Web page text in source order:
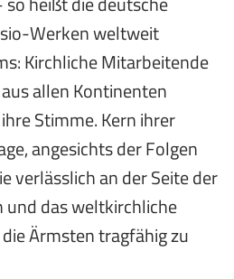
Werken weltweit
Kirchliche Mitarbeitende
allen Kontinenten
Stimme. Kern ihrer
angesichts der Folgen
verläss­lich an der Seite der
und das weltkirchliche
Ärmsten tragfähig zu